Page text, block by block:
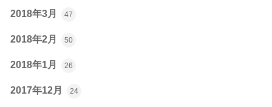
2018年3月 47
2018年2月 50
2018年1月 26
2017年12月 24